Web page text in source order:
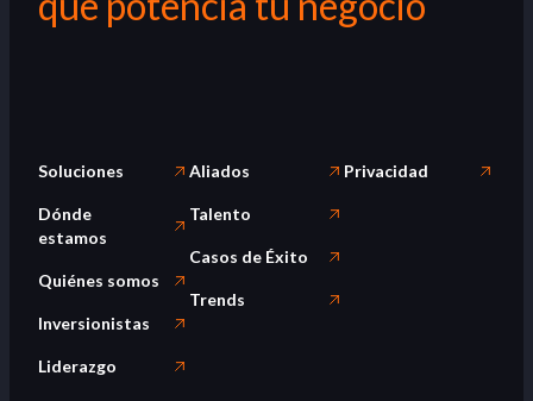
Soluciones
Dónde
estamos
Quiénes somos
Inversionistas
Liderazgo
Aliados
Talento
Casos de Éxito
Trends
Privacidad